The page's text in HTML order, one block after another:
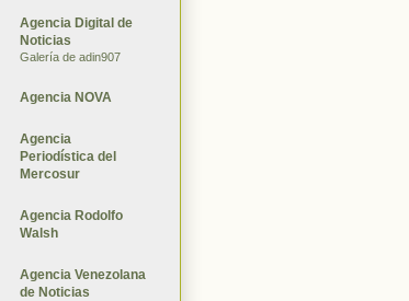
Agencia Digital de
Noticias
Galería de adin907
Agencia NOVA
Agencia
Periodística del
Mercosur
Agencia Rodolfo
Walsh
Agencia Venezolana
de Noticias